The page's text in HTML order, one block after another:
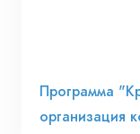
Программа
организация